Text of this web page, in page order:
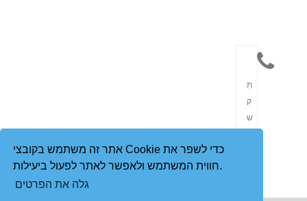
אתר זה משתמש בקובצי Cookie כדי לשפר את
חווית המשתמש ולאפשר לאתר לפעול ביעילות.
גלה את הפרטים
תִ
ק
שׁ